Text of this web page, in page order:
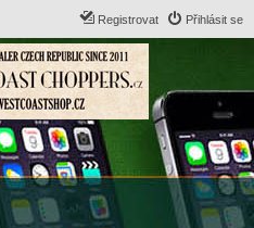
Přihlásit se
Registrovat